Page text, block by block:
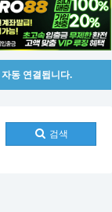
동 연결됩니다.
검색